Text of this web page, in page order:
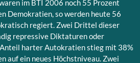
im BTI 2006 noch 55 Prozent
Demokratien, so werden heute 56
regiert. Zwei Drittel dieser
repressive Diktaturen oder
harter Autokratien stieg mit 38%
auf ein neues Höchstniveau. Zwei